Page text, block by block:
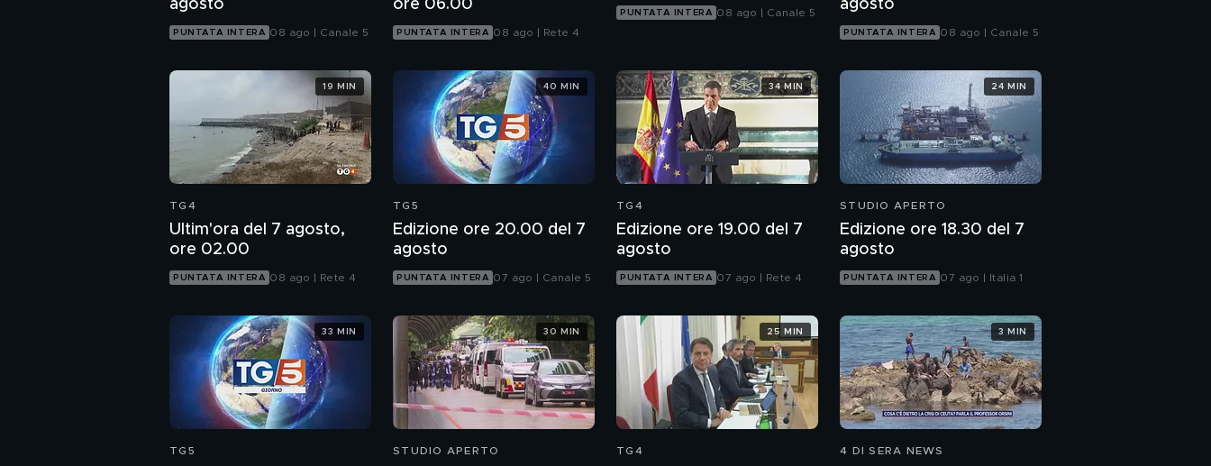
agosto
PUNTATA INTERA 08 ago | Canale 5
ore 06.00
PUNTATA INTERA 08 ago | Rete 4
PUNTATA INTERA 08 ago | Canale 5
agosto
PUNTATA INTERA 08 ago | Canale 5
TG4
Ultim'ora del 7 agosto,
ore 02.00
PUNTATA INTERA 08 ago | Rete 4
19 MIN
TG5
Edizione ore 20.00 del 7
agosto
PUNTATA INTERA 07 ago | Canale 5
40 MIN
TG4
Edizione ore 19.00 del 7
agosto
PUNTATA INTERA 07 ago | Rete 4
34 MIN
STUDIO APERTO
Edizione ore 18.30 del 7
agosto
PUNTATA INTERA 07 ago | Italia 1
24 MIN
TG5
33 MIN
STUDIO APERTO
30 MIN
TG4
25 MIN
4 DI SERA NEWS
3 MIN